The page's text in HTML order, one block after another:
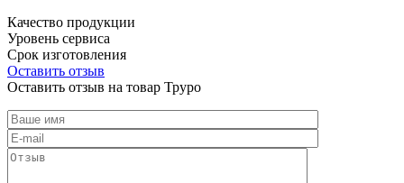
Качество продукции
Уровень сервиса
Срок изготовления
Оставить отзыв
Оставить отзыв на товар Труро